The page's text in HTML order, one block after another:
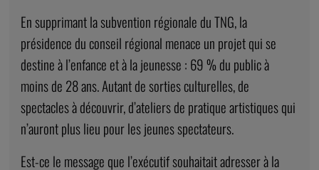
En supprimant la subvention régionale du TNG, la
présidence du conseil régional menace un projet qui se
destine à l’enfance et à la jeunesse : 69 % du public à
moins de 28 ans.Autant de sorties culturelles, de
spectacles à découvrir, d’ateliers de pratique artistiques qui
n’auront plus lieu pour les jeunes spectateurs.
Est-ce le message que l’exécutif souhaitait adresser à la